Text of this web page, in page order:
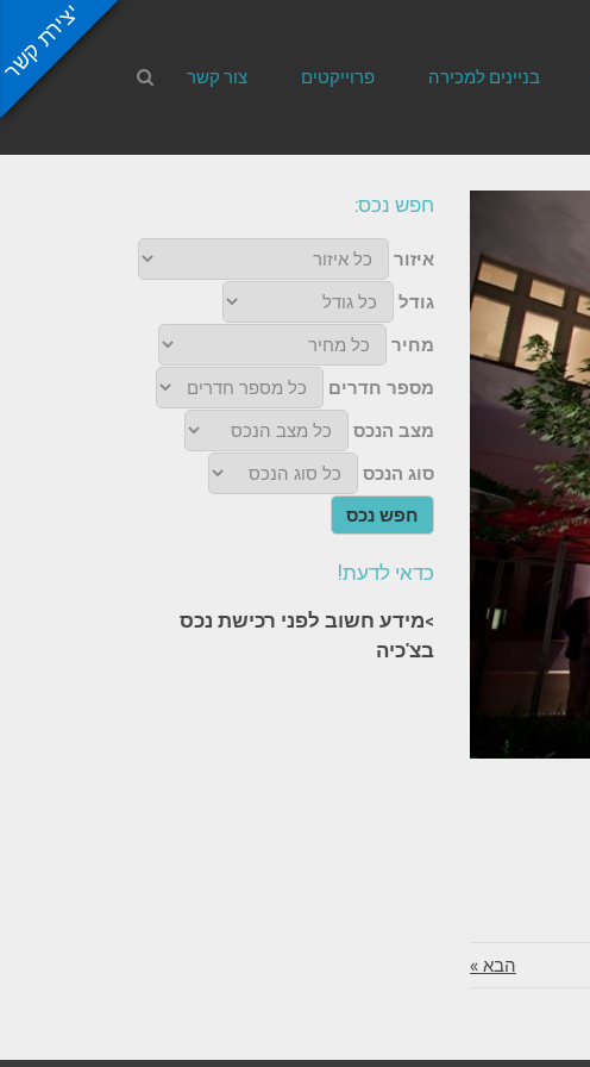
בניינים למכירה פרוייקטים צור קשר
הבא »
חפש נכס:
איזור
גודל
מחיר
מספר חדרים
מצב הנכס
סוג הנכס
חפש נכס
כדאי לדעת!
>מידע חשוב לפני רכישת נכס
בצ'כיה​
יצירת קשר